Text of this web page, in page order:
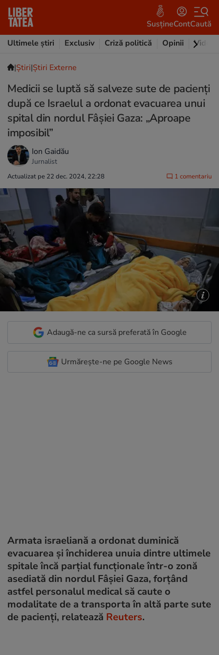
SusțineContCaută
Ultimele știri
Exclusiv Criză politică Opinii Video
|Ştiri|Știri Externe
Medicii se luptă să salveze sute de pacienţi
după ce Israelul a ordonat evacuarea unui
spital din nordul Fâșiei Gaza: „Aproape
imposibil”
Ion Gaidău
Jurnalist
Actualizat pe 22 dec. 2024, 22:28 1 comentariu
Adaugă-ne ca sursă preferată în Google
Urmărește-ne pe Google News
Armata israeliană a ordonat duminică
evacuarea și închiderea unuia dintre ultimele
spitale încă parţial funcţionale într-o zonă
asediată din nordul Fâşiei Gaza, forţând
astfel personalul medical să caute o
modalitate de a transporta în altă parte sute
de pacienţi, relatează Reuters.